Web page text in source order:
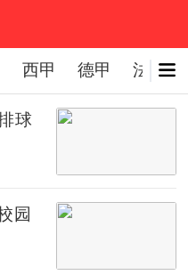
西甲 德甲 法甲
新
球
园